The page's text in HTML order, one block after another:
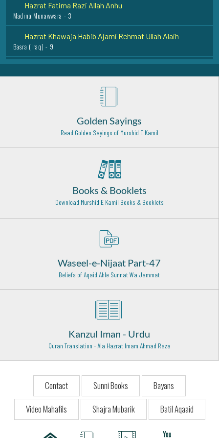
Hazrat Khawaja Habib Ajami Rehmat Ullah Alaih
Basra (Iraq) - 9
Hazrat Ibrahim Zun-noon al-Misri Rehmat ullah Alaih
Cairo - Egypt - 10
Mufti-e-Azam Hind Maulana Mustafa Raza Khan (Rehmat
Hazrat Ali karam allah wajhu (Radi Allahu anhu)
Hazrat Khawaja Banda Nawaz Gaisu Daraz (Rehmat ullah
Hazrat Shah Shamsuddin Sabzwari (Rehmat ullah alaih)
Hazrat Khawaja Syed Ameen Chishti Rehmat Ullah Alaih
Sayyidah Ayesha Siddiqa (Radi Allah Anha)
Madina Munawwara - 17
Hazrat Khawaja Muhammad Zubair Razi Allah Anhu
Sirhind Sahrif - 4
Hazrat Khawaja Arif Riwgari Razi Allah Anhu
Mirza Mazhar Jan Janaa (Rehmat ull ahalaih)
Shah Ghulam Ali Dehlvi Rehmat Ullah Alaih
Hazrat Syed Moosa Shah Qadri Baghdadi Rehmat Ullah
Alaih
Golden Sayings
Read Golden Sayings of Murshid E Kamil
Books & Booklets
Download Murshid E Kamil Books & Booklets
Waseel-e-Nijaat Part-47
Beliefs of Aqaid Ahle Sunnat Wa Jammat
Kanzul Iman - Urdu
Quran Translation - Ala Hazrat Imam Ahmad Raza
Contact Sunni Books
Bayans
Video Mahafils
Shajra Mubarik Batil Aqaaid